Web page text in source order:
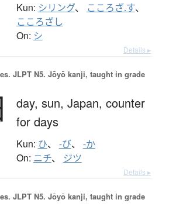
Kun: シリング、 こころざ.す、
こころざし
On: シ
Details ▸
JLPT N5. Jōyō kanji, taught in grade
day, sun, Japan, counter
for days
Kun: ひ、 -び、 -か
On: ニチ、 ジツ
Details ▸
JLPT N5. Jōyō kanji, taught in grade